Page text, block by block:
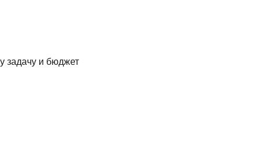
задачу и бюджет